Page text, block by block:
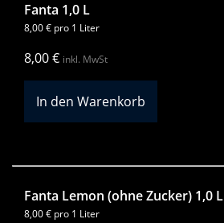
Fanta 1,0 L
8,00€ pro 1 Liter
8,00€ inkl. MwSt
Fanta Lemon (ohne Zucker) 1,0 L
8,00€ pro 1 Liter